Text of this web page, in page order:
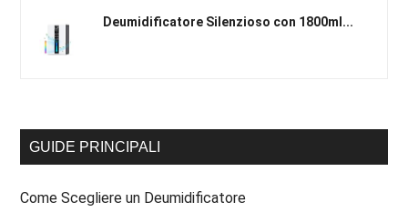
Deumidificatore Silenzioso con 1800ml...
GUIDE PRINCIPALI
Come Scegliere un Deumidificatore